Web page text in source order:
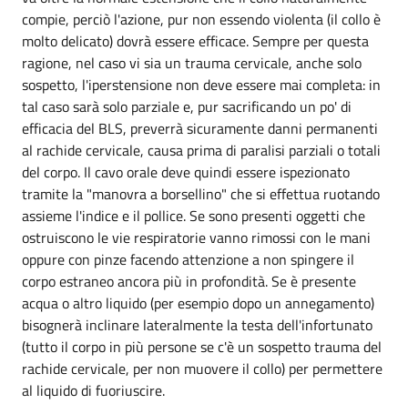
compie, perciò l'azione, pur non essendo violenta (il collo è
molto delicato) dovrà essere efficace. Sempre per questa
ragione, nel caso vi sia un trauma cervicale, anche solo
sospetto, l'iperstensione non deve essere mai completa: in
tal caso sarà solo parziale e, pur sacrificando un po' di
efficacia del BLS, preverrà sicuramente danni permanenti
al rachide cervicale, causa prima di paralisi parziali o totali
del corpo. Il cavo orale deve quindi essere ispezionato
tramite la "manovra a borsellino" che si effettua ruotando
assieme l'indice e il pollice. Se sono presenti oggetti che
ostruiscono le vie respiratorie vanno rimossi con le mani
oppure con pinze facendo attenzione a non spingere il
corpo estraneo ancora più in profondità. Se è presente
acqua o altro liquido (per esempio dopo un annegamento)
bisognerà inclinare lateralmente la testa dell'infortunato
(tutto il corpo in più persone se c'è un sospetto trauma del
rachide cervicale, per non muovere il collo) per permettere
al liquido di fuoriuscire.